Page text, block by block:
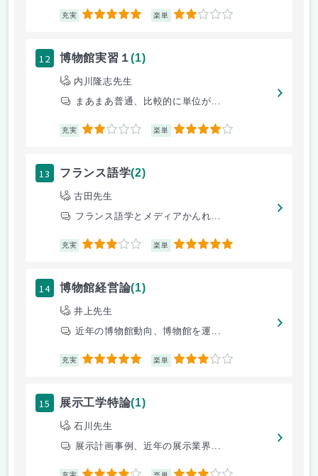
充実 5 楽単 2
12 博物館実習１(1)
内川隆志先生
まあまあ普通、比較的に単位が...
充実 2 楽単 4
13 フランス語学(2)
古田先生
フランス語学とメディアかんれ...
充実 3 楽単 5
14 博物館経営論(1)
井上先生
近年の博物館動向、博物館を運...
充実 5 楽単 3
15 展示工学特論(1)
石川先生
展示計画事例、近年の展示業界...